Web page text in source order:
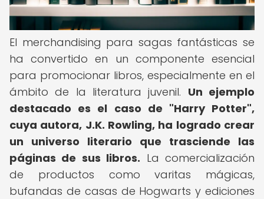
El merchandising para sagas fantásticas se
ha convertido en un componente esencial
para promocionar libros, especialmente en el
ámbito de la literatura juvenil. Un ejemplo
destacado es el caso de "Harry Potter",
cuya autora, J.K. Rowling, ha logrado crear
un universo literario que trasciende las
páginas de sus libros. La comercialización
de productos como varitas mágicas,
bufandas de casas de Hogwarts y ediciones